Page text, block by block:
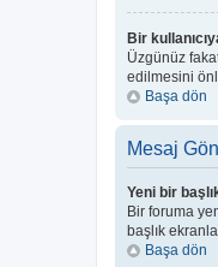
Bir
Üzgünüz
edilmesini
Başa dön
Mesaj
Yeni bir
Bir foruma
başlık
Başa dön